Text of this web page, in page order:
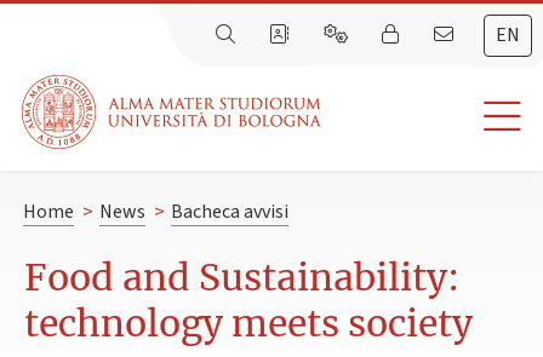
EN
Home > News > Bacheca avvisi
Food and Sustainability:
technology meets society